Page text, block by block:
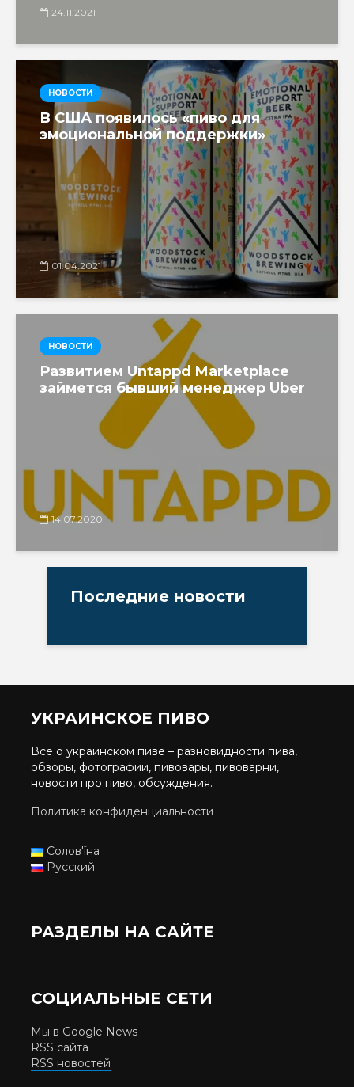
24.11.2021
НОВОСТИ
В США появилось «пиво для
эмоциональной поддержки»
01.04.2021
НОВОСТИ
Развитием Untappd Marketplace
займется бывший менеджер Uber
14.07.2020
Последние новости
УКРАИНСКОЕ ПИВО
Все о украинском пиве – разновидности пива,
обзоры, фотографии, пивовары, пивоварни,
новости про пиво, обсуждения.
Политика конфиденциальности
Солов'їна
Русский
РАЗДЕЛЫ НА САЙТЕ
СОЦИАЛЬНЫЕ СЕТИ
Мы в Google News
RSS сайта
RSS новостей